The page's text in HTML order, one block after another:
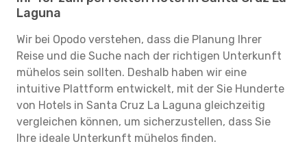
Laguna
Wir bei Opodo verstehen, dass die Planung Ihrer
Reise und die Suche nach der richtigen Unterkunft
mühelos sein sollten. Deshalb haben wir eine
intuitive Plattform entwickelt, mit der Sie Hunderte
von Hotels in Santa Cruz La Laguna gleichzeitig
vergleichen können, um sicherzustellen, dass Sie
Ihre ideale Unterkunft mühelos finden.